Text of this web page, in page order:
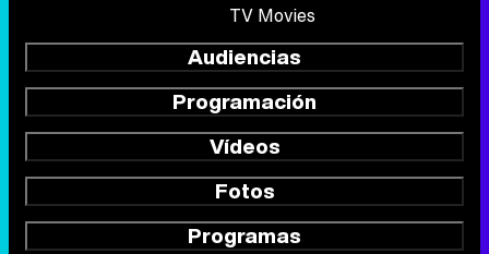
TV Movies
Audiencias
Programación
Vídeos
Fotos
Programas